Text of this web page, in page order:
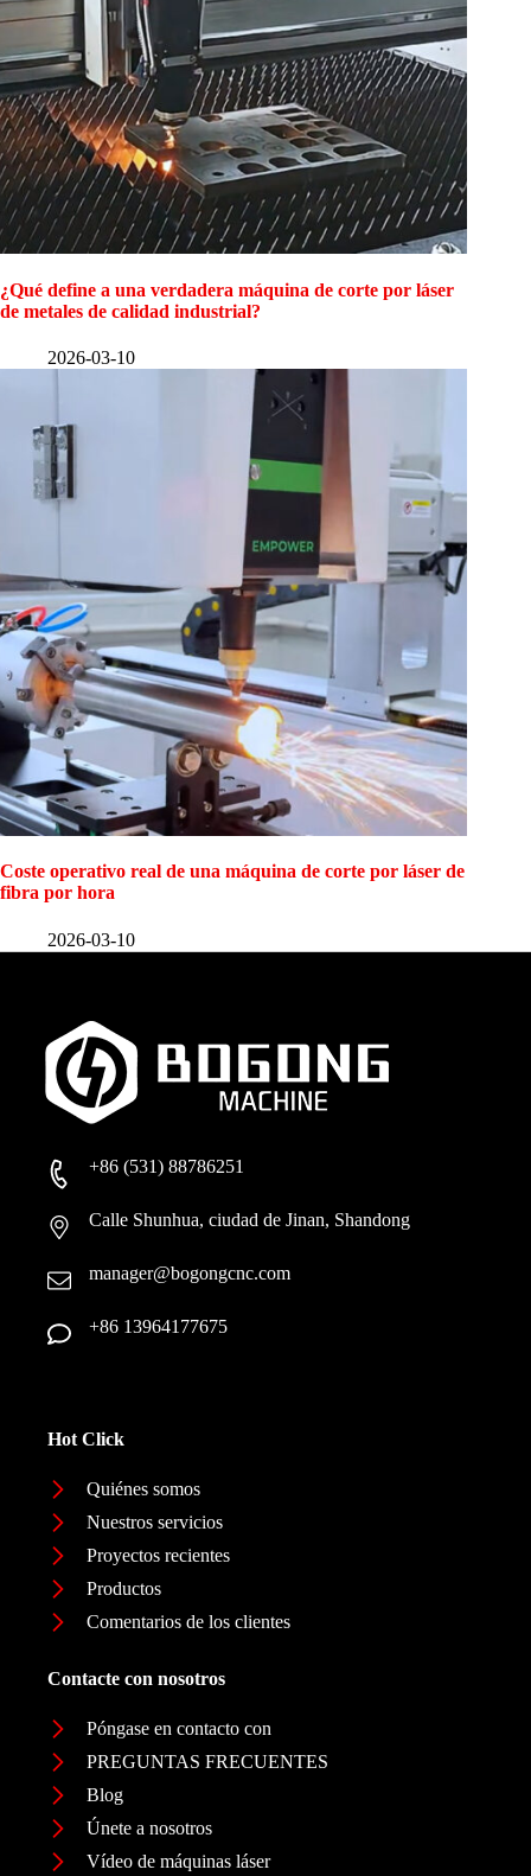
¿Qué define a una verdadera máquina de corte por láser
de metales de calidad industrial?
2026-03-10
Coste operativo real de una máquina de corte por láser de
fibra por hora
2026-03-10
+86 (531) 88786251
Calle Shunhua, ciudad de Jinan, Shandong
manager@bogongcnc.com
+86 13964177675
Hot Click
Quiénes somos
Nuestros servicios
Proyectos recientes
Productos
Comentarios de los clientes
Contacte con nosotros
Póngase en contacto con
PREGUNTAS FRECUENTES
Blog
Únete a nosotros
Vídeo de máquinas láser